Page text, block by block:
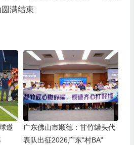
满结束
邀
广东佛山市顺德：甘竹罐头代
表队出征2026广东“村BA”